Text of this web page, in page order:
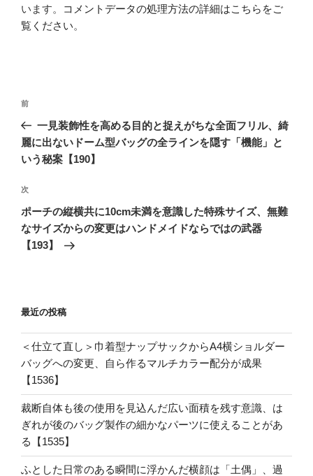
います。
コメントデータの処理方法の詳細はこちらをご
覧ください。
投
ナ
ビ
ー
シ
ョ
ン
前
の
投
稿
前
一見装飾性を高める目的と捉えがちな全面フリル、綺
麗に出ないドーム型バッグの全ラインを隠す「機能」と
いう秘案【190】
次
の
投
稿
次
ポーチの縦横共に10cm未満を意識した特殊サイズ、無難
なサイズからの変更はハンドメイドならではの武器
【193】
最近の投稿
＜仕立て直し＞巾着型ナップサックからA4横ショルダー
バッグへの変更、自ら作るマルチカラー配分が成果
【1536】
裁断自体も後の使用を見込んだ広い面積を残す意識、は
ぎれが後のバッグ製作の細かなパーツに使えることがあ
る【1535】
ふとした日常のある瞬間に浮かんだ横顔は「土偶」、過